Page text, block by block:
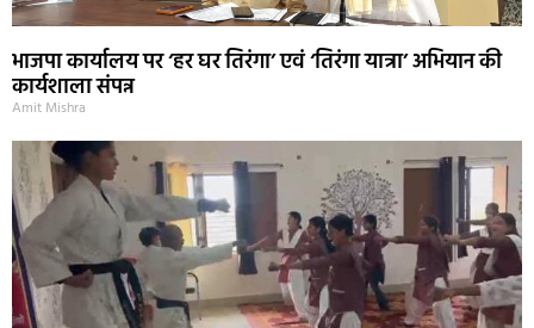
भाजपा कार्यालय पर ‘हर घर तिरंगा’ एवं ‘तिरंगा यात्रा’ अभियान की
कार्यशाला संपन्न
Amit Mishra